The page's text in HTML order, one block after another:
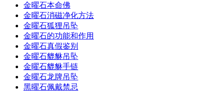
金曜石本命佛
金曜石消磁净化方法
金曜石狐狸吊坠
金曜石的功能和作用
金曜石真假鉴别
金曜石貔貅吊坠
金曜石貔貅手链
金曜石龙牌吊坠
黑曜石佩戴禁忌